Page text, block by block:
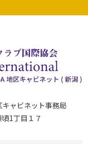
ャビネット事務局
1丁目１７